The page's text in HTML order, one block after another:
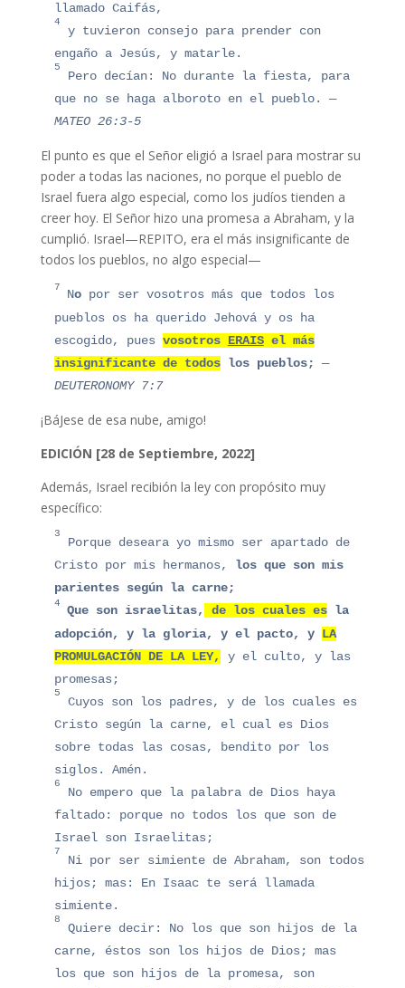
llamado Caifás,
4
y tuvieron consejo para prender con
engaño a Jesús, y matarle.
5
Pero decían: No durante la fiesta, para
que no se haga alboroto en el pueblo.
—
MATEO 26:3-5
El punto es que el Señor eligió a Israel para mostrar su
poder a todas las naciones, no porque el pueblo de
Israel fuera algo especial, como los judíos tienden a
creer hoy. El Señor hizo una promesa a Abraham, y la
cumplió. Israel—REPITO, era el más insignificante de
todos los pueblos, no algo especial—
7 No por ser vosotros más que todos los
pueblos os ha querido Jehová y os ha
escogido, pues vosotros ERAIS elmás
insignificantede todoslos pueblos; —
DEUTERONOMY 7:7
¡BáJese de esa nube, amigo!
EDICIÓN [28 de Septiembre, 2022]
Además, Israel recibión la ley con propósito muy
específico:
3
Porque deseara yo mismo ser apartado de
Cristo por mis hermanos, los que son mis
parientes según la carne;
4 Que son israelitas, de los cuales es la
adopción, y la gloria, y el pacto,
y LA
PROMULGACIÓN DE LA LEY,
y el culto, y las
promesas;
5
Cuyos son los padres, y de los cuales es
Cristo según la carne, el cual es Dios
sobre todas las cosas, bendito por los
siglos. Amén.
6
No empero que la palabra de Dios haya
faltado: porque no todos los que son de
Israel son Israelitas;
7
Ni por ser simiente de Abraham, son todos
hijos; mas: En Isaac te será llamada
simiente.
8
Quiere decir: No los que son hijos de la
carne, éstos son los hijos de Dios; mas
los que son hijos de la promesa, son